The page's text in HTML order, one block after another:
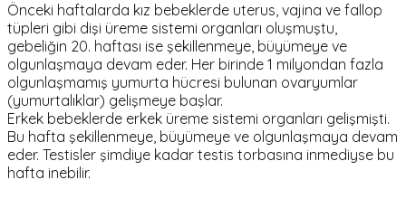
Önceki haftalarda kız bebeklerde uterus, vajina ve fallop
tüpleri gibi dişi üreme sistemi organları oluşmuştu,
gebeliğin 20. haftası ise şekillenmeye, büyümeye ve
olgunlaşmaya devam eder. Her birinde 1 milyondan fazla
olgunlaşmamış yumurta hücresi bulunan ovaryumlar
(yumurtalıklar) gelişmeye başlar.
Erkek bebeklerde erkek üreme sistemi organları gelişmişti.
Bu hafta şekillenmeye, büyümeye ve olgunlaşmaya devam
eder. Testisler şimdiye kadar testis torbasına inmediyse bu
hafta inebilir.